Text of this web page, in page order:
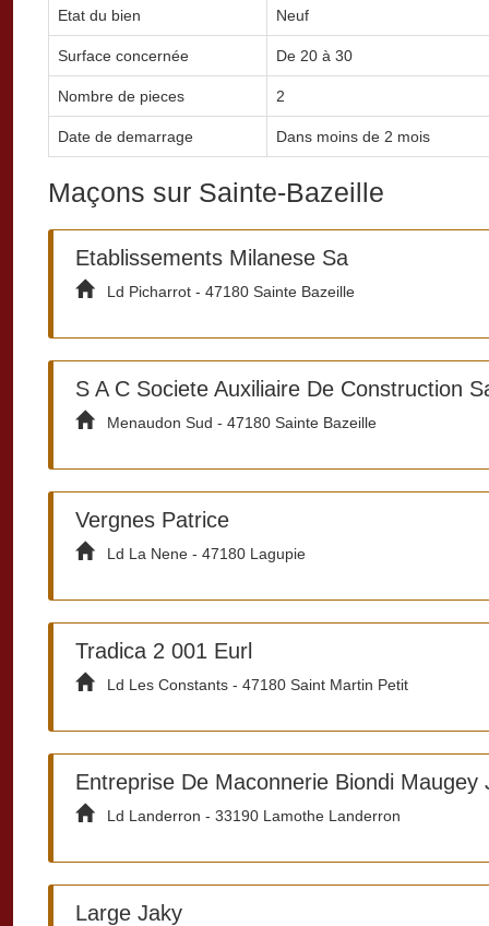
Etat du bien Neuf
Surface concernée De 20 à 30
Nombre de pieces 2
Date de demarrage Dans moins de 2 mois
Maçons sur Sainte-Bazeille
Etablissements Milanese Sa
Ld Picharrot - 47180 Sainte Bazeille
S A C Societe Auxiliaire De Construction
Menaudon Sud - 47180 Sainte Bazeille
Vergnes Patrice
Ld La Nene - 47180 Lagupie
Tradica 2 001 Eurl
Ld Les Constants - 47180 Saint Martin Petit
Entreprise De Maconnerie Biondi Maugey
Ld Landerron - 33190 Lamothe Landerron
Large Jaky